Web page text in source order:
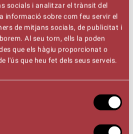
socials i analitzar el trànsit del
informació sobre com feu servir el
de mitjans socials, de publicitat i
Al seu torn, ells la poden
que els hàgiu proporcionat o
l'ús que heu fet dels seus serveis.
que l’aprenentatge teatral ajuda
cognitives, millora les
personal, potencia la inclusió
trets de la personalitat com la
imaginació, el pensament crític,
teatral també
arts escèniques que permet a